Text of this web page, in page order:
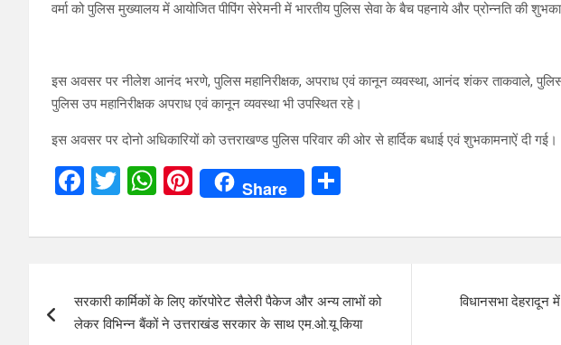
वर्मा को पुलिस मुख्यालय में आयोजित पीपिंग सेरेमनी में भारतीय पुलिस सेवा के बैच पहनाये और प्रोन्नति की
इस अवसर पर नीलेश आनंद भरणे, पुलिस महानिरीक्षक, अपराध एवं कानून व्यवस्था, आनंद शंकर ताकवाले, पुलिस
पुलिस उप महानिरीक्षक अपराध एवं कानून व्यवस्था भी उपस्थित रहे।
इस अवसर पर दोनो अधिकारियों को उत्तराखण्ड पुलिस परिवार की ओर से हार्दिक बधाई एवं शुभकामनाऐं दी गई।
F
ce
o
o
T
tt
W
at
A
p
Pi
nt
er
t
Share
ar
navigation
सरकारी कार्मिकों के लिए कॉरपोरेट सैलेरी पैकेज और अन्य लाभों को
लेकर विभिन्न बैंकों ने उत्तराखंड सरकार के साथ एम.ओ.यू किया
विधानसभा देहरादून में